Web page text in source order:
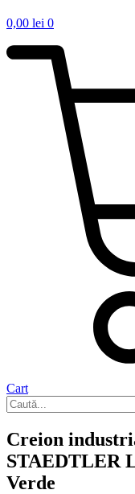
0,00 lei 0
Cart
Creion
STAEDTLER
Verde